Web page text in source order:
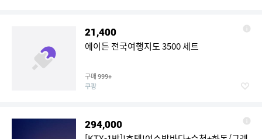
21,400
에이든 전국여행지도 3500 세트
구매 999+
쿠팡
294,000